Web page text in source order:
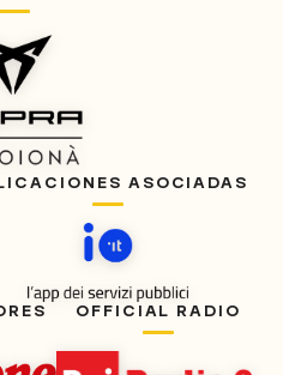
ASOCIADAS
OFFICIAL RADIO